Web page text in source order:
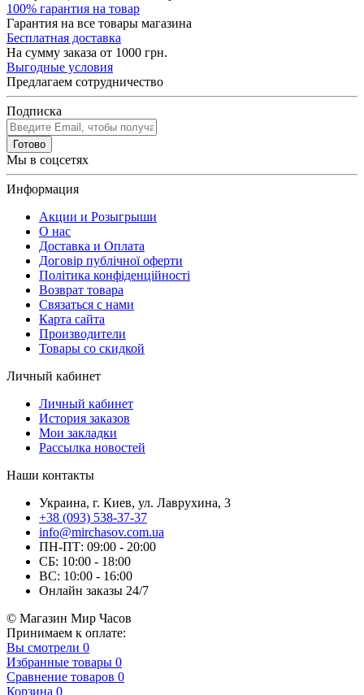
100% гарантия на товар
Гарантия на все товары магазина
Бесплатная доставка
На сумму заказа от 1000 грн.
Выгодные условия
Предлагаем сотрудничество
Подписка
Готово
Мы в соцсетях
Информация
Акции и Розыгрыши
О нас
Доставка и Оплата
Договір публічної оферти
Політика конфіденційності
Возврат товара
Связаться с нами
Карта сайта
Производители
Товары со скидкой
Личный кабинет
Личный кабинет
История заказов
Мои закладки
Рассылка новостей
Наши контакты
Украина, г. Киев, ул. Лаврухина, 3
+38 (093) 538-37-37
info@mirchasov.com.ua
ПН-ПТ: 09:00 - 20:00
СБ: 10:00 - 18:00
ВС: 10:00 - 16:00
Онлайн заказы 24/7
© Магазин Мир Часов
Принимаем к оплате:
Вы смотрели 0
Избранные товары 0
Сравнение товаров 0
Корзина 0